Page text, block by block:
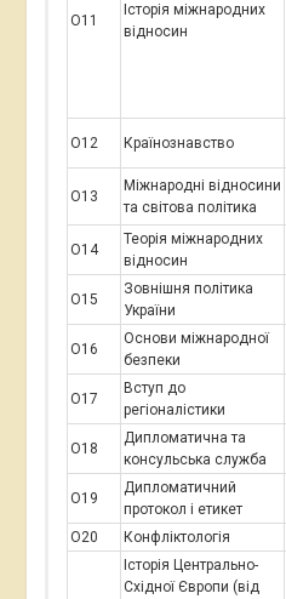
О11
Історія міжнародних
відносин
О12 Країнознавство
О13
Міжнародні відносини
та світова політика
О14
Теорія міжнародних
відносин
О15
Зовнішня політика
України
О16
Основи міжнародної
безпеки
О17
Вступ до
регіоналістики
О18
Дипломатична та
консульська служба
О19
Дипломатичний
протокол і етикет
О20 Конфліктологія
Історія Центрально-
Східної Європи (від